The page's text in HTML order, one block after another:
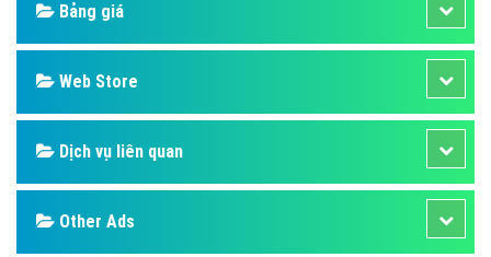
Bảng giá
Web Store
Dịch vụ liên quan
Other Ads